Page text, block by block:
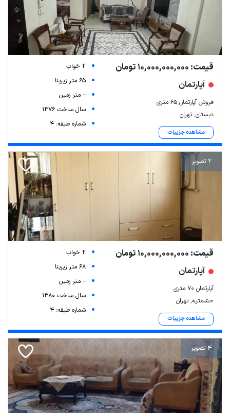
قیمت: 10,000,000,000 تومان
آپارتمان
فروش آپارتمان ۶۵ متری
دبستان, تهران
مشاهده جزییات
2 خواب
65 متر زیربنا
-- متر زمین
سال ساخت 1376
شماره طبقه: 4
2 تصویر
قیمت: 10,000,000,000 تومان
آپارتمان
آپارتمان ۷۰ متری
حشمتیه, تهران
مشاهده جزییات
2 خواب
68 متر زیربنا
-- متر زمین
سال ساخت 1380
شماره طبقه: 4
4 تصویر